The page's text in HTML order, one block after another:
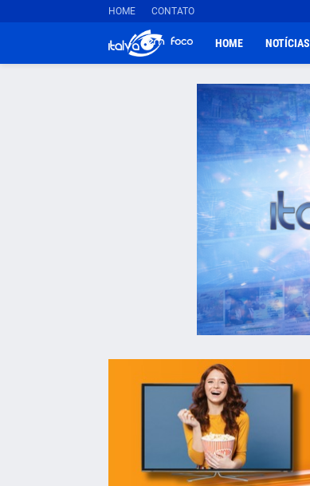
HOME CONTATO
HOME NOTÍCIAS